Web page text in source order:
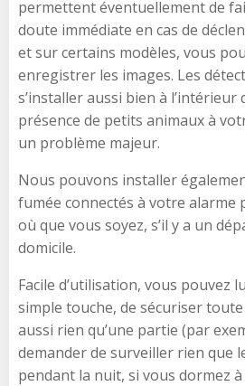
permettent éventuellement de
doute immédiate en cas de
et sur certains modèles, vous
enregistrer les images. Les
s’installer aussi bien à l’intérieur
présence de petits animaux à
un problème majeur.
Nous pouvons installer
fumée connectés à votre alarme
où que vous soyez, s’il y a un
domicile.
Facile d’utilisation, vous pouvez
simple touche, de sécuriser
aussi rien qu’une partie (par
demander de surveiller rien que
pendant la nuit, si vous dormez à